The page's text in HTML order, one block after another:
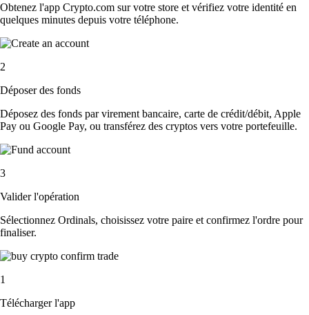
Obtenez l'app Crypto.com sur votre store et vérifiez votre identité en
quelques minutes depuis votre téléphone.
2
Déposer des fonds
Déposez des fonds par virement bancaire, carte de crédit/débit, Apple
Pay ou Google Pay, ou transférez des cryptos vers votre portefeuille.
3
Valider l'opération
Sélectionnez Ordinals, choisissez votre paire et confirmez l'ordre pour
finaliser.
1
Télécharger l'app